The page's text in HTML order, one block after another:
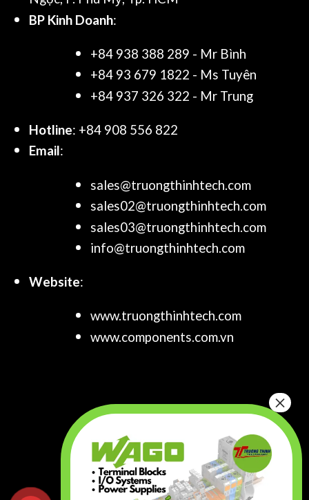
BP Kinh Doanh:
+84 938 388 289 - Mr Bình
+84 93 679 1822 - Ms Tuyên
+84 937 326 322 - Mr Trung
Hotline: +84 908 556 822
Email:
sales@truongthinhtech.com
sales02@truongthinhtech.com
sales03@truongthinhtech.com
info@truongthinhtech.com
Website:
www.truongthinhtech.com
www.components.com.vn